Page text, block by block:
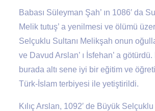
Babası Süleyman Şah’ ın 1086′ da
Melik tutuş’ a yenilmesi ve ölümü
Selçuklu Sultanı Melikşah onun
ve Davud Arslan’ ı İsfehan’ a götürdü.
burada altı sene iyi bir eğitim ve
Türk-İslam terbiyesi ile yetiştirildi.
Kılıç Arslan, 1092′ de Büyük Selçuklu